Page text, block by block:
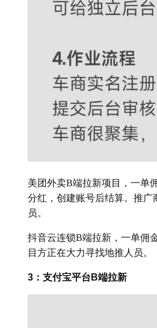
美团外卖B端拉新项目，一单
分红，创建账号后结算。推
员。
抖音云连锁B端拉新，一单佣
目方正在大力寻找地推人员。
3：支付宝平台B端拉新